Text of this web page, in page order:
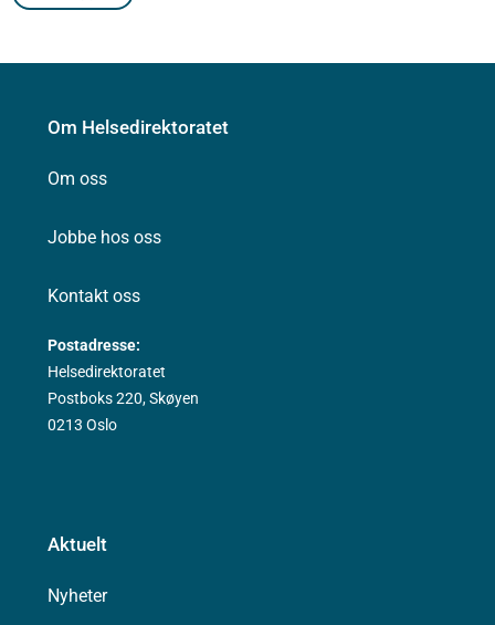
Om Helsedirektoratet
Om oss
Jobbe hos oss
Kontakt oss
Postadresse:
Helsedirektoratet
Postboks 220, Skøyen
0213 Oslo
Aktuelt
Nyheter